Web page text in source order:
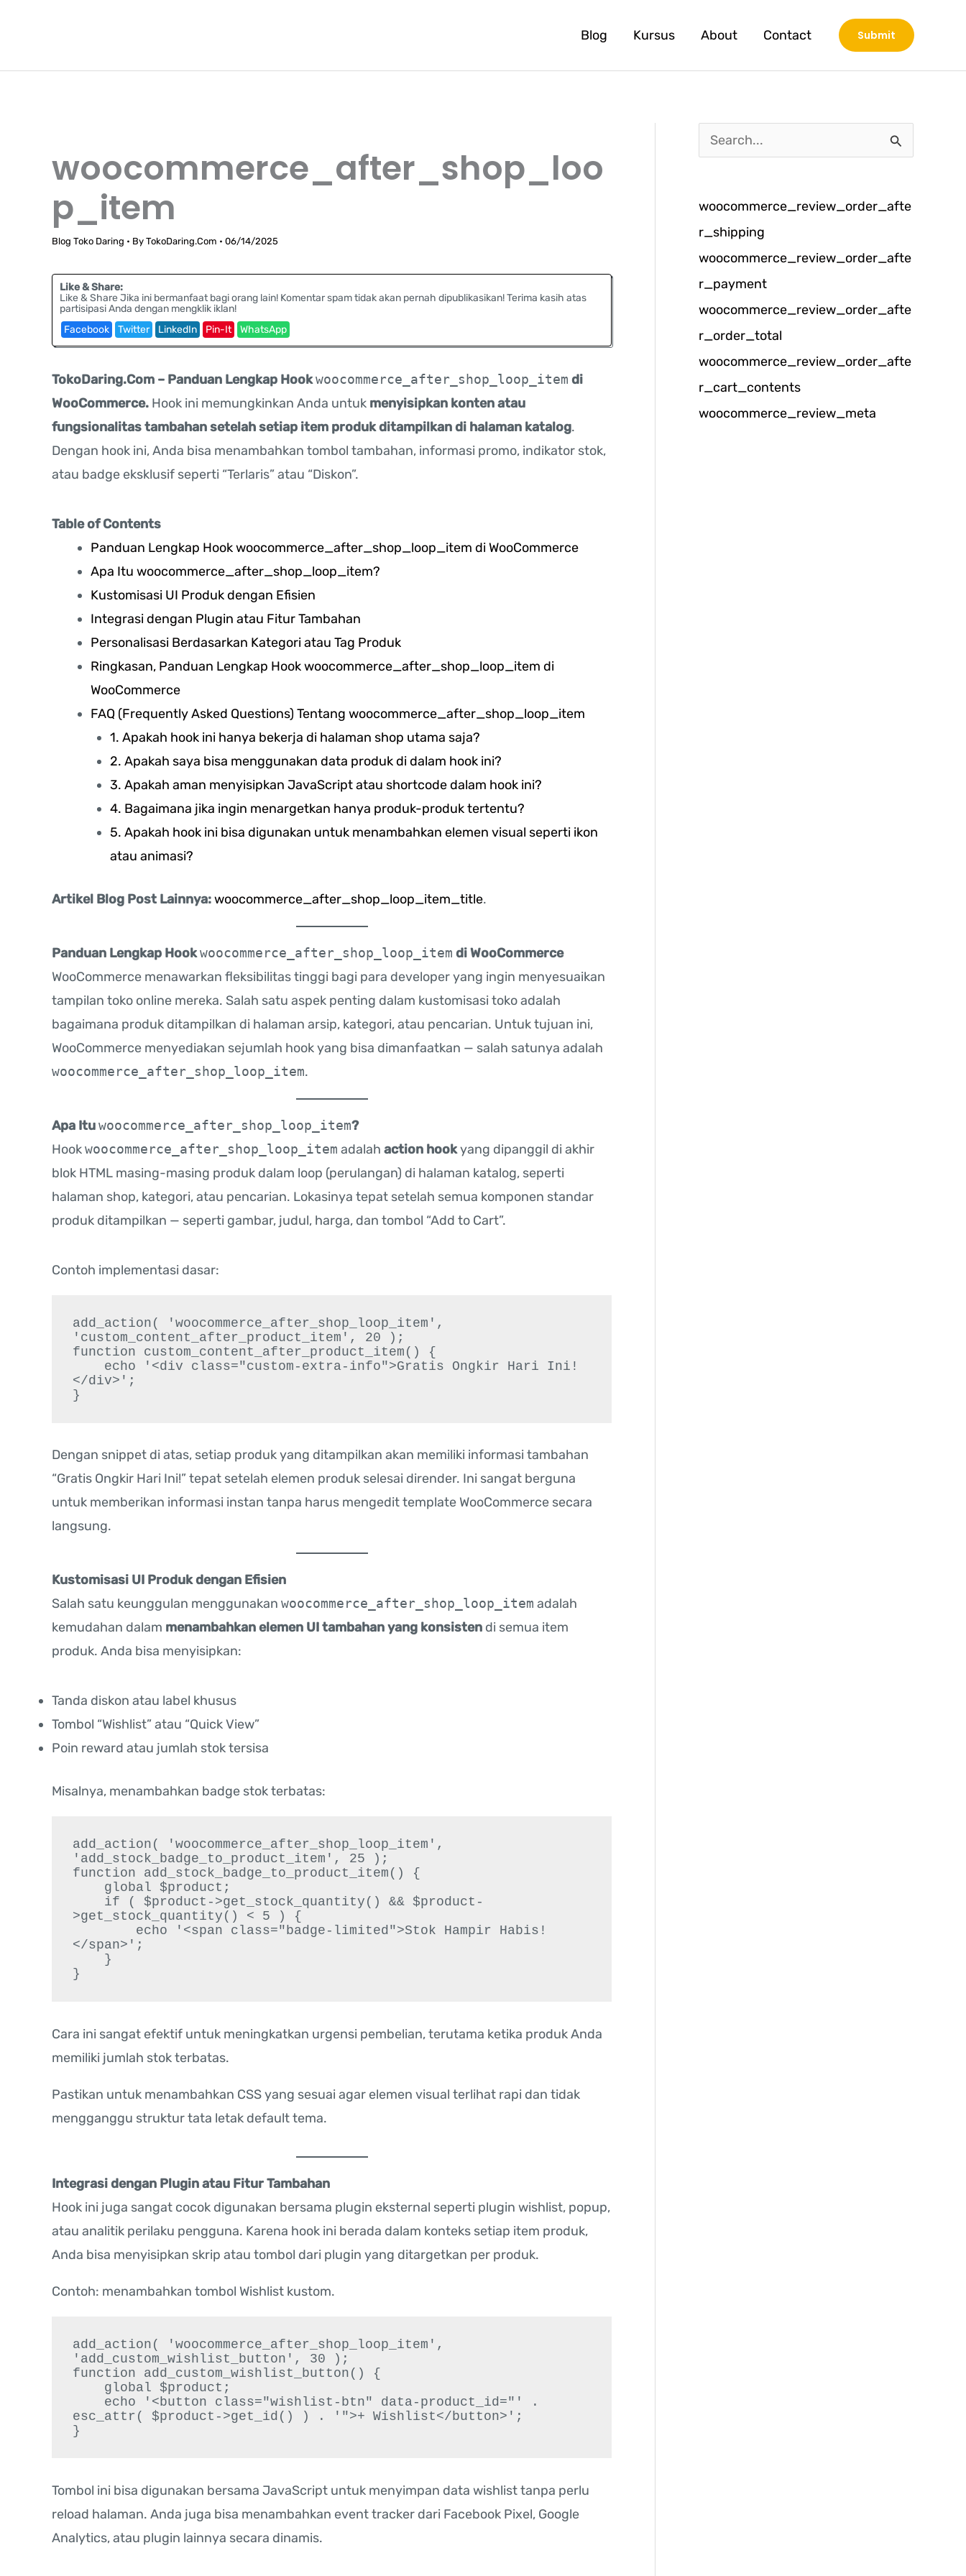
Blog Kursus About Contact Submit
woocommerce_after_shop_loo
p_item
Blog Toko Daring • By TokoDaring.Com • 06/14/2025
Like & Share:
Like & Share Jika ini bermanfaat bagi orang lain! Komentar spam tidak akan pernah dipublikasikan! Terima kasih atas
partisipasi Anda dengan mengklik iklan!
Facebook
Twitter LinkedIn Pin-It WhatsApp
TokoDaring.Com – Panduan Lengkap Hookwoocommerce_after_shop_loop_item di
WooCommerce. Hook ini memungkinkan Anda untuk menyisipkan konten atau
fungsionalitas tambahan setelah setiap item produk ditampilkan di halaman katalog.
Dengan hook ini, Anda bisa menambahkan tombol tambahan, informasi promo, indikator stok,
atau badge eksklusif seperti “Terlaris” atau “Diskon”.
Table of Contents
Panduan Lengkap Hook woocommerce_after_shop_loop_item di WooCommerce
Apa Itu woocommerce_after_shop_loop_item?
Kustomisasi UI Produk dengan Efisien
Integrasi dengan Plugin atau Fitur Tambahan
Personalisasi Berdasarkan Kategori atau Tag Produk
Ringkasan, Panduan Lengkap Hook woocommerce_after_shop_loop_item di
WooCommerce
FAQ (Frequently Asked Questions) Tentang woocommerce_after_shop_loop_item
1. Apakah hook ini hanya bekerja di halaman shop utama saja?
2. Apakah saya bisa menggunakan data produk di dalam hook ini?
3. Apakah aman menyisipkan JavaScript atau shortcode dalam hook ini?
4. Bagaimana jika ingin menargetkan hanya produk-produk tertentu?
5. Apakah hook ini bisa digunakan untuk menambahkan elemen visual seperti ikon
atau animasi?
Artikel Blog Post Lainnya:woocommerce_after_shop_loop_item_title.
Panduan Lengkap Hookwoocommerce_after_shop_loop_item di WooCommerce
WooCommerce menawarkan fleksibilitas tinggi bagi para developer yang ingin menyesuaikan
tampilan toko online mereka. Salah satu aspek penting dalam kustomisasi toko adalah
bagaimana produk ditampilkan di halaman arsip, kategori, atau pencarian. Untuk tujuan ini,
WooCommerce menyediakan sejumlah hook yang bisa dimanfaatkan — salah satunya adalah
woocommerce_after_shop_loop_item.
Apa Ituwoocommerce_after_shop_loop_item?
Hookwoocommerce_after_shop_loop_item adalah action hookyang dipanggil di akhir
blok HTML masing-masing produk dalam loop (perulangan) di halaman katalog, seperti
halaman shop, kategori, atau pencarian. Lokasinya tepat setelah semua komponen standar
produk ditampilkan — seperti gambar, judul, harga, dan tombol “Add to Cart”.
Contoh implementasi dasar:
add_action( 'woocommerce_after_shop_loop_item',
'custom_content_after_product_item', 20 );
function custom_content_after_product_item() {
</div>';
Dengan snippet di atas, setiap produk yang ditampilkan akan memiliki informasi tambahan
“Gratis Ongkir Hari Ini!” tepat setelah elemen produk selesai dirender. Ini sangat berguna
untuk memberikan informasi instan tanpa harus mengedit template WooCommerce secara
langsung.
Kustomisasi UI Produk dengan Efisien
Salah satu keunggulan menggunakan woocommerce_after_shop_loop_item adalah
kemudahan dalam menambahkan elemen UI tambahan yang konsisten di semua item
produk. Anda bisa menyisipkan:
Tanda diskon atau label khusus
Tombol “Wishlist” atau “Quick View”
Poin reward atau jumlah stok tersisa
Misalnya, menambahkan badge stok terbatas:
add_action( 'woocommerce_after_shop_loop_item',
'add_stock_badge_to_product_item', 25 );
function add_stock_badge_to_product_item() {
>get_stock_quantity() < 5 ) {
</span>';
Cara ini sangat efektif untuk meningkatkan urgensi pembelian, terutama ketika produk Anda
memiliki jumlah stok terbatas.
Pastikan untuk menambahkan CSS yang sesuai agar elemen visual terlihat rapi dan tidak
mengganggu struktur tata letak default tema.
Integrasi dengan Plugin atau Fitur Tambahan
Hook ini juga sangat cocok digunakan bersama plugin eksternal seperti plugin wishlist, popup,
atau analitik perilaku pengguna. Karena hook ini berada dalam konteks setiap item produk,
Anda bisa menyisipkan skrip atau tombol dari plugin yang ditargetkan per produk.
Contoh: menambahkan tombol Wishlist kustom.
add_action( 'woocommerce_after_shop_loop_item',
'add_custom_wishlist_button', 30 );
function add_custom_wishlist_button() {
esc_attr( $product->get_id() ) . '">+ Wishlist</button>';
Tombol ini bisa digunakan bersama JavaScript untuk menyimpan data wishlist tanpa perlu
reload halaman. Anda juga bisa menambahkan event tracker dari Facebook Pixel, Google
Analytics, atau plugin lainnya secara dinamis.
a
i
u
n
t
u
k
:
woocommerce_review_order_afte
r_shipping
woocommerce_review_order_afte
r_payment
woocommerce_review_order_afte
r_order_total
woocommerce_review_order_afte
r_cart_contents
woocommerce_review_meta